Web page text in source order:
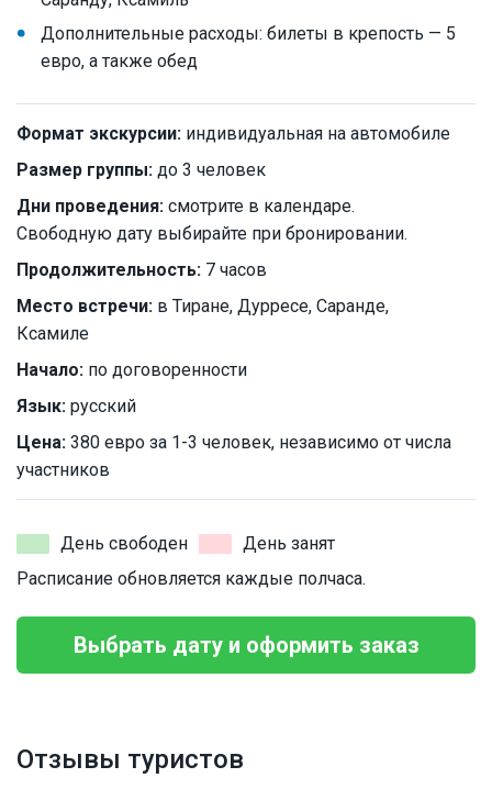
Дополнительные расходы: билеты в крепость — 5
евро, а также обед
Формат экскурсии: индивидуальная на автомобиле
Размер группы: до 3 человек
Дни проведения: смотрите в календаре.
Свободную дату выбирайте при бронировании.
Продолжительность: 7 часов
Место встречи: в Тиране, Дурресе, Саранде,
Ксамиле
Начало: по договоренности
Язык: русский
Цена: 380 евро за 1-3 человек, независимо от числа
участников
День свободен
День занят
Расписание обновляется каждые полчаса.
Выбрать дату и оформить заказ
Отзывы туристов